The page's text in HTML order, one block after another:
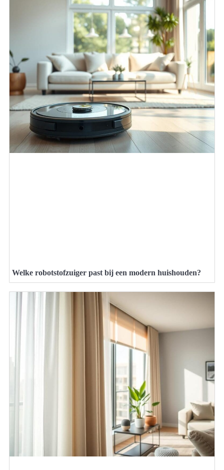
Welke robotstofzuiger past bij een modern huishouden?